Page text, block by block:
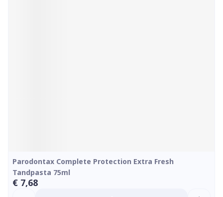
Parodontax Complete Protection Extra Fresh
Tandpasta 75ml
€ 7,68